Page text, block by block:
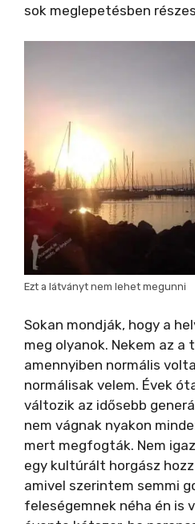
sok meglepetésben
Ezt a látványt nem lehet megunni
Sokan mondják, hogy a
meg olyanok. Nekem az
amennyiben normális
normálisak velem. Évek
változik az idősebb
nem vágnak nyakon
mert megfogták. Nem
egy kultúrált horgász
amivel szerintem semmi
feleségemnek néha én is